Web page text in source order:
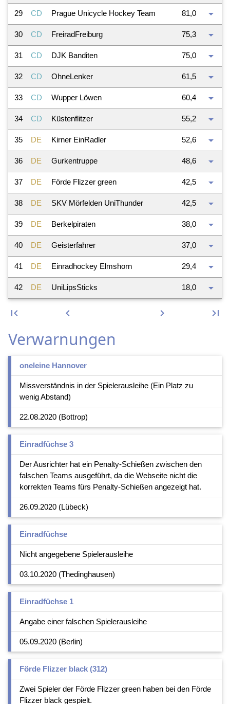
29 CD arrow_drop_down
81,0
Prague Unicycle Hockey Team
30 CD arrow_drop_down
75,3
FreiradFreiburg
31 CD arrow_drop_down
75,0
DJK Banditen
32 CD arrow_drop_down
61,5
OhneLenker
33 CD arrow_drop_down
60,4
Wupper Löwen
34 CD arrow_drop_down
55,2
Küstenflitzer
35 DE arrow_drop_down
52,6
Kirner EinRadler
36 DE arrow_drop_down
48,6
Gurkentruppe
37 DE arrow_drop_down
42,5
Förde Flizzer green
38 DE arrow_drop_down
42,5
SKV Mörfelden UniThunder
39 DE arrow_drop_down
38,0
Berkelpiraten
40 DE arrow_drop_down
37,0
Geisterfahrer
41 DE arrow_drop_down
29,4
Einradhockey Elmshorn
42 DE arrow_drop_down
18,0
UniLipsSticks
first_page keyboard_arrow_left keyboard_arrow_right last_page
Verwarnungen
oneleine Hannover
Missverständnis in der Spielerausleihe (Ein Platz zu
wenig Abstand)
22.08.2020 (Bottrop)
Einradfüchse 3
Der Ausrichter hat ein Penalty-Schießen zwischen den
falschen Teams ausgeführt, da die Webseite nicht die
korrekten Teams fürs Penalty-Schießen angezeigt hat.
26.09.2020 (Lübeck)
Einradfüchse
Nicht angegebene Spielerausleihe
03.10.2020 (Thedinghausen)
Einradfüchse 1
Angabe einer falschen Spielerausleihe
05.09.2020 (Berlin)
Förde Flizzer black (312)
Zwei Spieler der Förde Flizzer green haben bei den Förde
Flizzer black gespielt.